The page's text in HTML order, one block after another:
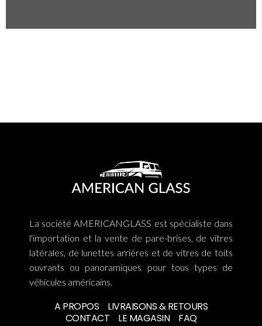
La société AMERICANGLASS est spécialiste dans
l'importation et la vente de pare-brises, de vitres
latérales, de lunettes arrières et de vitres de toits
ouvrants ou panoramiques pour tous types de
véhicules américains.
A PROPOS
LIVRAISONS & RETOURS
CONTACT
LE MAGASIN FAQ